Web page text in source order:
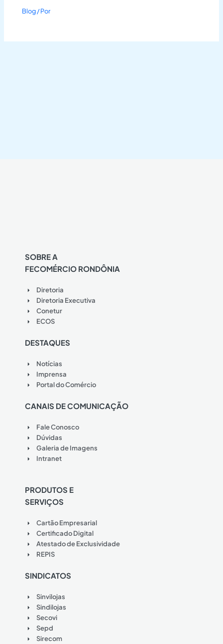
Blog/ Por
SOBRE A
FECOMÉRCIO RONDÔNIA
Diretoria
Diretoria Executiva
Conetur
ECOS
DESTAQUES
Notícias
Imprensa
Portal do Comércio
CANAIS DE COMUNICAÇÃO
Fale Conosco
Dúvidas
Galeria de Imagens
Intranet
PRODUTOS E
SERVIÇOS
Cartão Empresarial
Certificado Digital
Atestado de Exclusividade
REPIS
SINDICATOS
Sinvilojas
Sindilojas
Secovi
Sepd
Sirecom